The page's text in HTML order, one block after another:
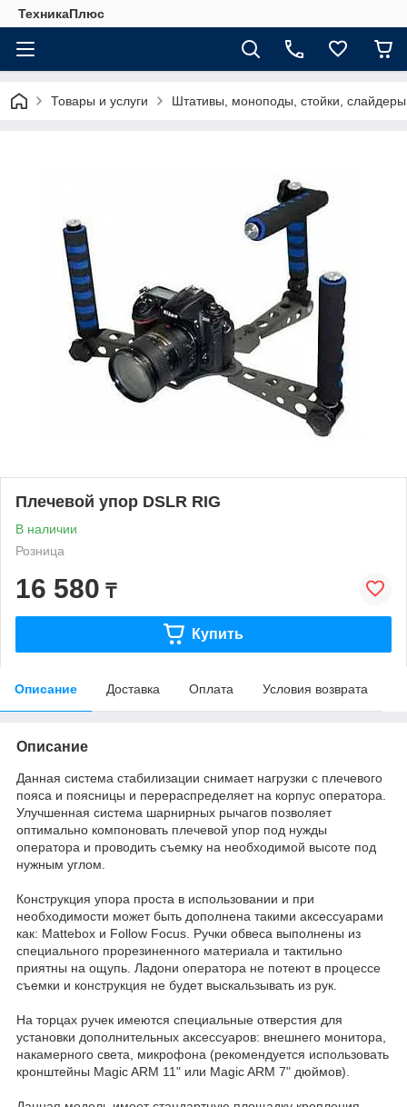
ТехникаПлюс
Товары и услуги Штативы, моноподы, стойки, слайдеры
Плечевой упор DSLR RIG
В наличии
Розница
16 580 ₸
Купить
Описание Доставка Оплата Условия возврата
Описание
Данная система стабилизации снимает нагрузки с плечевого
пояса и поясницы и перераспределяет на корпус оператора.
Улучшенная система шарнирных рычагов позволяет
оптимально компоновать плечевой упор под нужды
оператора и проводить съемку на необходимой высоте под
нужным углом.
Конструкция упора проста в использовании и при
необходимости может быть дополнена такими аксессуарами
как: Mattebox и Follow Focus. Ручки обвеса выполнены из
специального прорезиненного материала и тактильно
приятны на ощупь. Ладони оператора не потеют в процессе
съемки и конструкция не будет выскальзывать из рук.
На торцах ручек имеются специальные отверстия для
установки дополнительных аксессуаров: внешнего монитора,
накамерного света, микрофона (рекомендуется использовать
кронштейны Magic ARM 11" или Magic ARM 7" дюймов).